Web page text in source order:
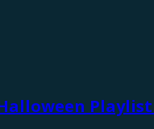
Playlist